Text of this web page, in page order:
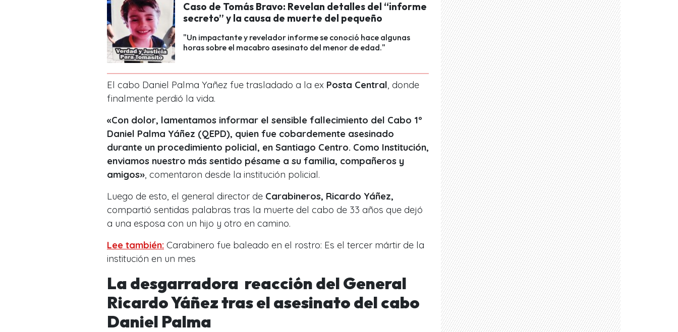
Caso de Tomás Bravo: Revelan detalles del “informe
secreto” y la causa de muerte del pequeño
"Un impactante y revelador informe se conoció hace algunas
horas sobre el macabro asesinato del menor de edad."
El cabo Daniel Palma Yañez fue trasladado a la ex Posta Central , donde
finalmente perdió la vida.
«Con dolor, lamentamos informar el sensible fallecimiento del Cabo 1º
Daniel Palma Yáñez (QEPD), quien fue cobardemente asesinado
durante un procedimiento policial, en Santiago Centro. Como Institución,
enviamos nuestro más sentido pésame a su familia, compañeros y
amigos» , comentaron desde la institución policial.
Luego de esto, el general director de Carabineros, Ricardo Yáñez,
compartió sentidas palabras tras la muerte del cabo de 33 años que dejó
a una esposa con un hijo y otro en camino.
Lee también: Carabinero fue baleado en el rostro: Es el tercer mártir de la
institución en un mes
La desgarradora reacción del General
Ricardo Yáñez tras el asesinato del cabo
Daniel Palma